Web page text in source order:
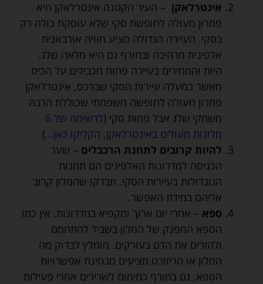
אינטרלאקן– העיר הקטנה אינטרלאקן היא
פתרון מעולה לחופשת סקי שלא עוסקת כולה רק
בסקי. העיירה הגדולה מציע חוויה אורבאנית
אלפינית מרהיבה ובחורף גם היא מלאה שלג.
היות והמחירים בעיירה פחות מכבידים על הכיס
מאשר במעלה עיירות הסקי שברכס, אינטרלאקן
פתרון מעולה לחופשה משפחתי שכוללת הרבה
משחקי שלג אבל פחות סקי (
לרשימה של 6
מלונות מעולים באינטרלאקן, הקליקו כאן…)
להיות קרובים לתחנת הרכבלים– שער
הכניסה למדרונות האלפינים הם תחנות
הגונדולות בעיירות הסקי. תבדקו שהמלון קרוב
אליהם במידת האפשר.
ספא– אחרי יום ארוך ומקפיא במדרונות, אין כמו
הספא המפנק של המלון בשביל להתחמם
ולהזרים את הדם בעורקים. מומלץ לבדוק מה
המלון או הריזורט מציעים מבחינת אפשרויות
הספא, גם בחורף כחימום לשרירים אחרי פעילות